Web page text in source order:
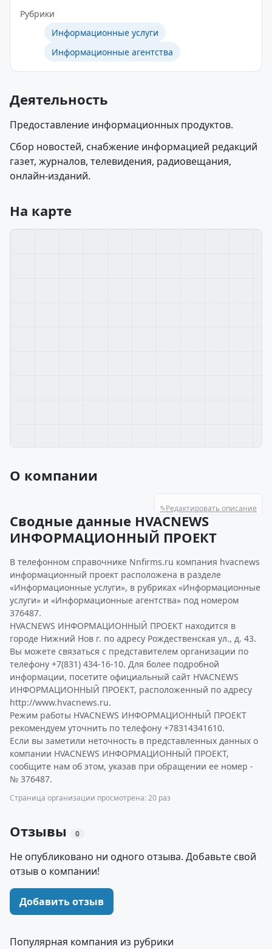
Рубрики
Информационные услуги
Информационные агентства
Деятельность
Предоставление информационных продуктов.
Сбор новостей, снабжение информацией редакций
газет, журналов, телевидения, радиовещания,
онлайн-изданий.
На карте
О компании
✎Редактировать описание
Сводные данные HVACNEWS
ИНФОРМАЦИОННЫЙ ПРОЕКТ
В телефонном справочнике Nnfirms.ru компания hvacnews
информационный проект расположена в разделе
«Информационные услуги», в рубриках «Информационные
услуги» и «Информационные агентства» под номером
376487.
HVACNEWS ИНФОРМАЦИОННЫЙ ПРОЕКТ находится в
городе Нижний Нов г. по адресу Рождественская ул., д. 43.
Вы можете связаться с представителем организации по
телефону +7(831) 434-16-10. Для более подробной
информации, посетите официальный сайт HVACNEWS
ИНФОРМАЦИОННЫЙ ПРОЕКТ, расположенный по адресу
http://www.hvacnews.ru.
Режим работы HVACNEWS ИНФОРМАЦИОННЫЙ ПРОЕКТ
рекомендуем уточнить по телефону +78314341610.
Если вы заметили неточность в представленных данных о
компании HVACNEWS ИНФОРМАЦИОННЫЙ ПРОЕКТ,
сообщите нам об этом, указав при обращении ее номер -
№ 376487.
Страница организации просмотрена: 20 раз
Отзывы 0
Не опубликовано ни одного отзыва. Добавьте свой
отзыв о компании!
Добавить отзыв
Популярная компания из рубрики